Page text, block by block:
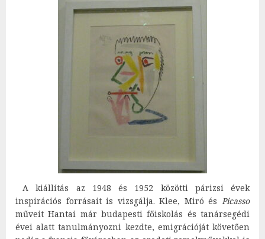
A kiállítás az 1948 és 1952 közötti párizsi évek
inspirációs forrásait is vizsgálja. Klee, Miró és Picasso
műveit Hantai már budapesti főiskolás és tanársegédi
évei alatt tanulmányozni kezdte, emigrációját követően